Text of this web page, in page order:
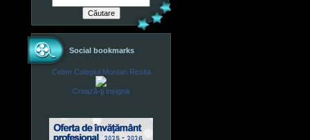
Social bookmarks
Cebm Colegiul Montan Resita
Crează-ţi insigna